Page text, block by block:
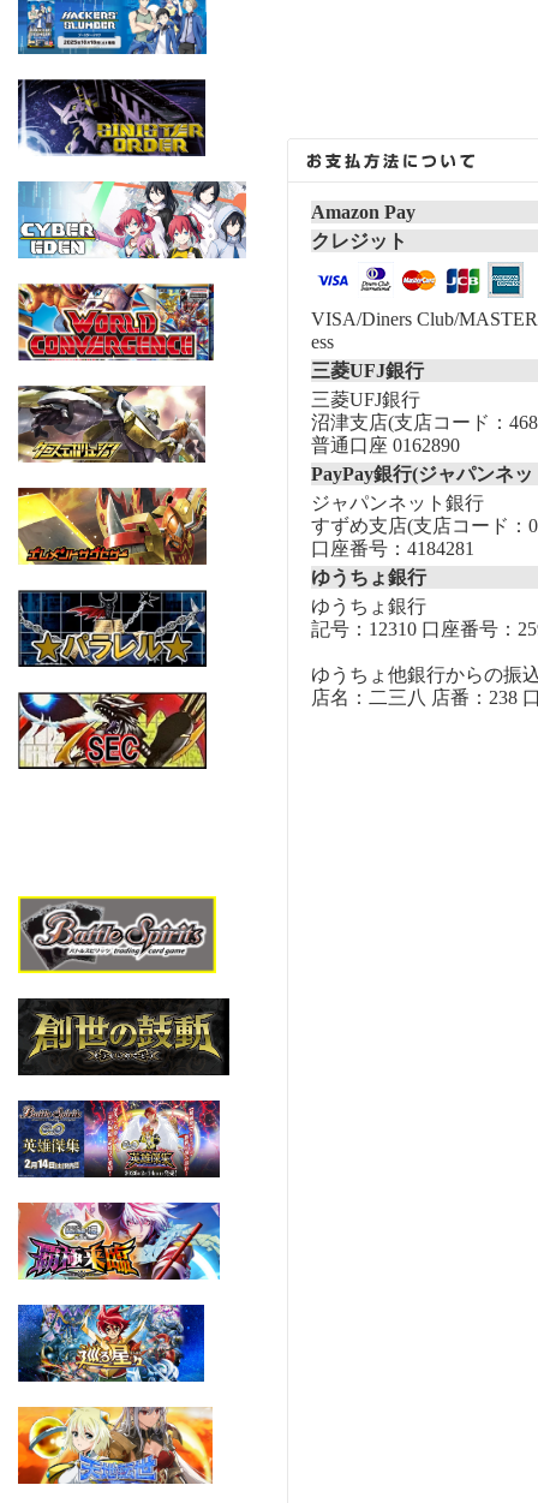
Amazon Pay
クレジット
VISA/Diners Club/
ess
三菱UFJ銀行
三菱UFJ銀行
沼津支店(支店コード：
普通口座 0162890
PayPay銀行(ジャパンネ
ジャパンネット銀行
すずめ支店(支店コード：
口座番号：4184281
ゆうちょ銀行
ゆうちょ銀行
記号：12310 口座番号：
ゆうちょ他銀行からの振
店名：二三八 店番：238